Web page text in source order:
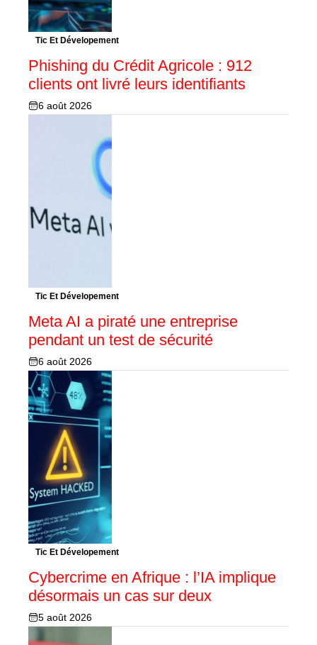
Tic Et Dévelopement
Phishing du Crédit Agricole : 912
clients ont livré leurs identifiants
6 août 2026
Tic Et Dévelopement
Meta AI a piraté une entreprise
pendant un test de sécurité
6 août 2026
Tic Et Dévelopement
Cybercrime en Afrique : l’IA implique
désormais un cas sur deux
5 août 2026